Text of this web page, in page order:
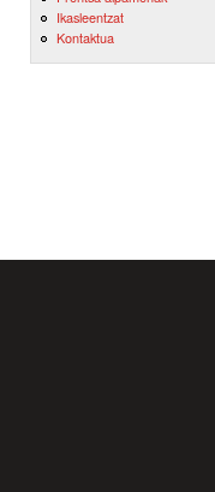
Ikasleentzat
Kontaktua